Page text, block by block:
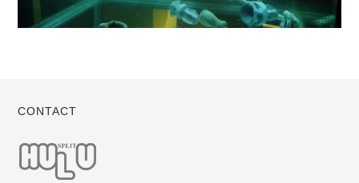
CONTACT